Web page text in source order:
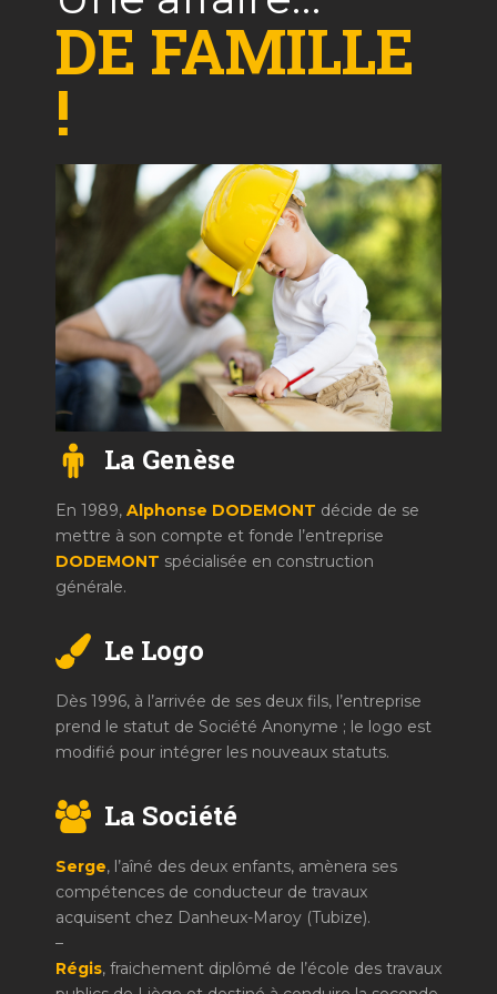
DE FAMILLE
!
La Genèse
En 1989, Alphonse DODEMONT décide de se
mettre à son compte et fonde l’entreprise
DODEMONT spécialisée en construction
générale.
Le Logo
Dès 1996, à l’arrivée de ses deux fils, l’entreprise
prend le statut de Société Anonyme ; le logo est
modifié pour intégrer les nouveaux statuts.
La Société
Serge, l’aîné des deux enfants, amènera ses
compétences de conducteur de travaux
acquisent chez Danheux-Maroy (Tubize).
–
Régis, fraichement diplômé de l’école des travaux